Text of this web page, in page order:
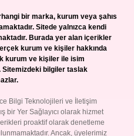
bir marka, kurum veya şahıs
Sitede yalnızca kendi
Burada yer alan içerikler
kurum ve kişiler hakkında
kurum ve kişiler ile isim
Sitemizdeki bilgiler taslak
Bilgi Teknolojileri ve İletişim
bir Yer Sağlayıcı olarak hizmet
proaktif olarak denetleme
Ancak, üyelerimiz